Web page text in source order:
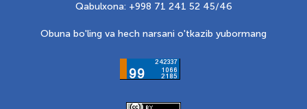
Qabulxona: +998 71 241 52 45/46
Obuna bo'ling va hech narsani o'tkazib yubormang